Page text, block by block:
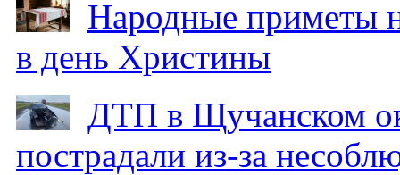
Народные приметы
в день Христины
ДТП в Щучанском
пострадали из-за